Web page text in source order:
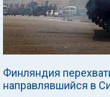
Финляндия
направлявшийся в